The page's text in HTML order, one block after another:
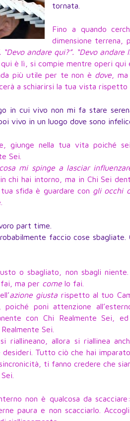
tornata.
Fino a quando
dimensione terrena,
“Devo andare qui?”. “Devo andare
è lì, si compie mentre operi
più utile per te non è dove , ma
a schiarirsi la tua vista rispetto
in cui vivo non mi fa stare
vivo in un luogo dove sono
giunge nella tua vita poiché
Sei.
cosa mi spinge a lasciar
chi hai intorno, ma in Chi Sei
sfida è guardare con gli occhi
part time.
faccio cose sbagliate.
o sbagliato, non sbagli
ma per come lo fai.
azione giusta rispetto al tuo
poni attenzione
con Chi Realmente Sei,
Sei.
riallineano, allora si riallinea
Tutto ciò che hai
ti fanno credere che
non è qualcosa da
paura e non scacciarlo.